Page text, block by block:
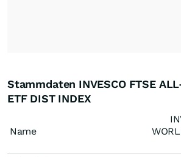
Stammdaten INVESCO FTSE
ETF DIST INDEX
Name